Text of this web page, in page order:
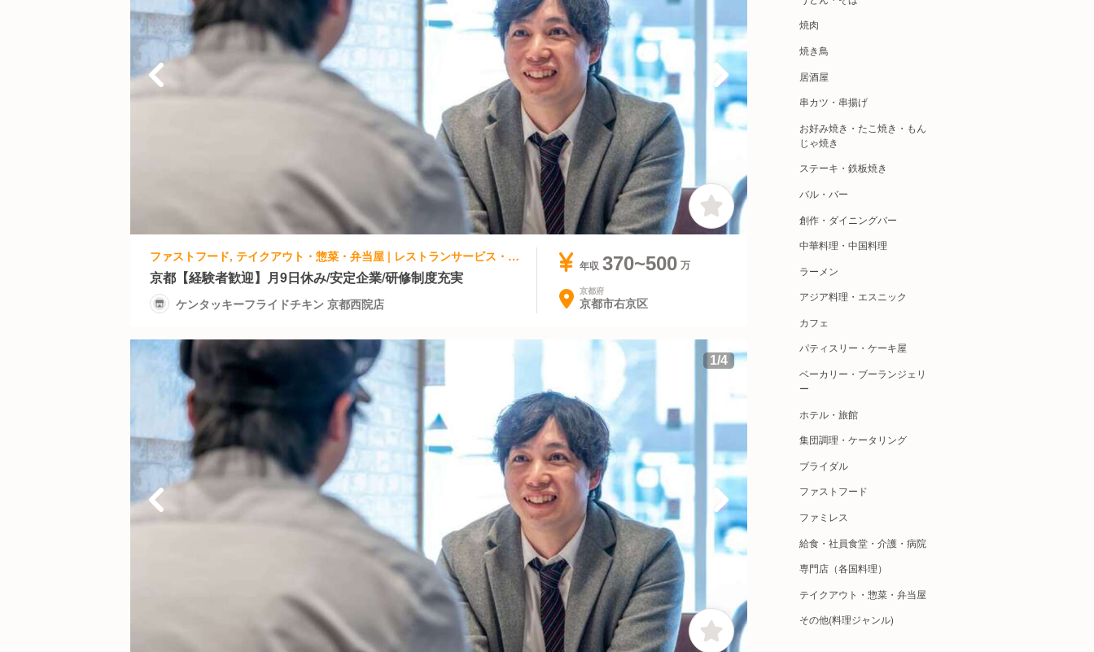
ファストフード, テイクアウト・惣菜・弁当屋 | レストランサービス・ホールスタッフ | ケンタッキーフライドチキン 京都西院店
京都【経験者歓迎】月9日休み/安定企業/研修制度充実
ケンタッキーフライドチキン 京都西院店
年収 370~500
京都府
京都市右京区
1/4
焼肉
焼き鳥
居酒屋
串カツ・串揚げ
お好み焼き・たこ焼き・もん
じゃ焼き
ステーキ・鉄板焼き
バル・バー
創作・ダイニングバー
中華料理・中国料理
ラーメン
アジア料理・エスニック
カフェ
パティスリー・ケーキ屋
ベーカリー・ブーランジェリ
ー
ホテル・旅館
集団調理・ケータリング
ブライダル
ファストフード
ファミレス
給食・社員食堂・介護・病院
専門店（各国料理）
テイクアウト・惣菜・弁当屋
その他(料理ジャンル)